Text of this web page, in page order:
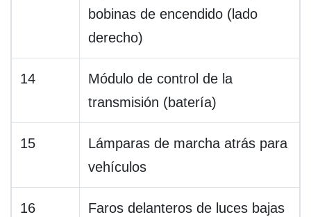
bobinas de encendido (lado
derecho)
14
Módulo de control de la
transmisión (batería)
15
Lámparas de marcha atrás para
vehículos
16
Faros delanteros de luces bajas